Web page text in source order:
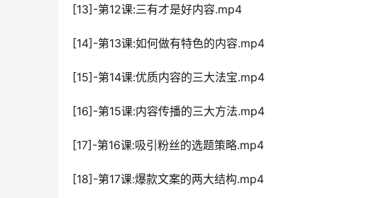
[13]-第12课:三有才是好内容.mp4
[14]-第13课:如何做有特色的内容.mp4
[15]-第14课:优质内容的三大法宝.mp4
[16]-第15课:内容传播的三大方法.mp4
[17]-第16课:吸引粉丝的选题策略.mp4
[18]-第17课:爆款文案的两大结构.mp4